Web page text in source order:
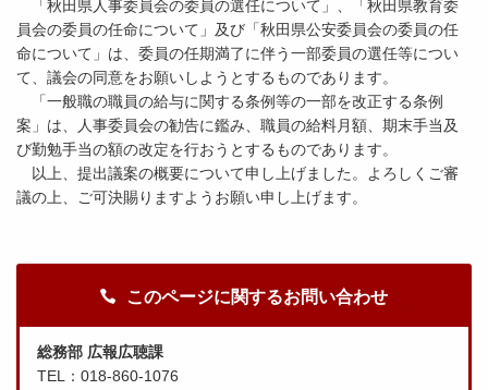
「秋田県人事委員会の委員の選任について」、「秋田県教育委
員会の委員の任命について」及び「秋田県公安委員会の委員の任
命について」は、委員の任期満了に伴う一部委員の選任等につい
て、議会の同意をお願いしようとするものであります。
「一般職の職員の給与に関する条例等の一部を改正する条例
案」は、人事委員会の勧告に鑑み、職員の給料月額、期末手当及
び勤勉手当の額の改定を行おうとするものであります。
以上、提出議案の概要について申し上げました。よろしくご審
議の上、ご可決賜りますようお願い申し上げます。
このページに関するお問い合わせ
総務部 広報広聴課
TEL：018-860-1076